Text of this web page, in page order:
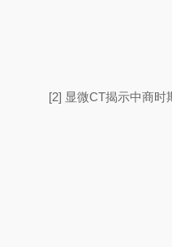
[2] 显微CT揭示中商时